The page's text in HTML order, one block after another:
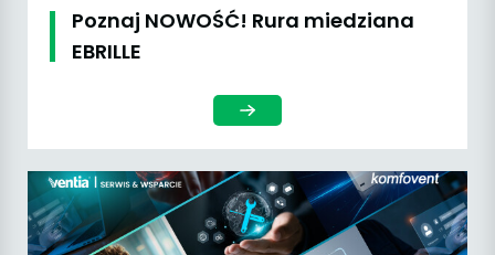
Poznaj NOWOŚĆ! Rura miedziana
EBRILLE